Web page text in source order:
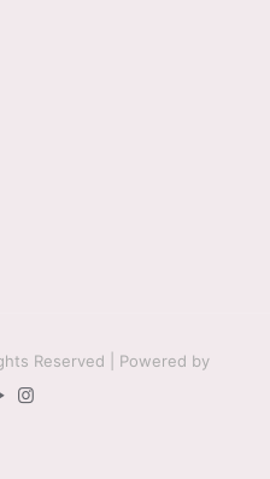
Reserved | Powered by